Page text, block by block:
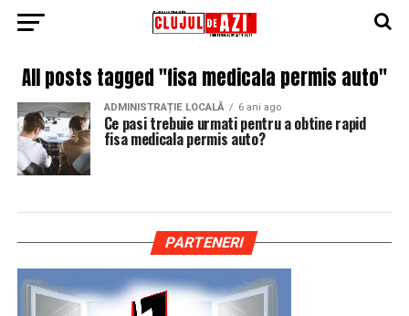
All posts tagged "fisa medicala permis auto"
ADMINISTRAȚIE LOCALĂ 6 ani ago
Ce pasi trebuie urmati pentru a obtine rapid
fisa medicala permis auto?
PARTENERI